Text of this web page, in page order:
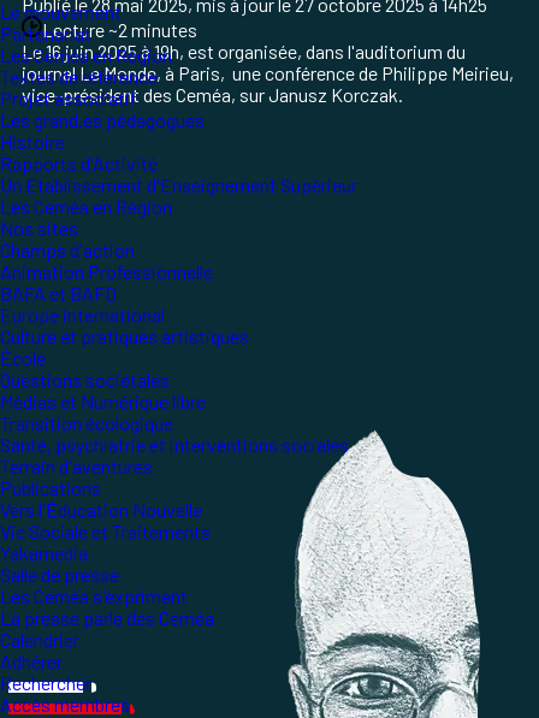
Le mouvement
Partenariat
Les Ceméa en Région
Textes de référence
Projet associatif
Les grand.es pédagogues
Histoire
Rapports d'Activité
Un Etablissement d'Enseignement Supérieur
Les Ceméa en Région
Nos sites
Champs d'action
Animation Professionnelle
BAFA et BAFD
Europe international
Culture et pratiques artistiques
École
Questions sociétales
Médias et Numérique libre
Transition écologique
Santé, psychiatrie et interventions sociales
Terrain d'aventures
Publications
Vers l'Éducation Nouvelle
Vie Sociale et Traitements
Yakamedia
Salle de presse
Les Ceméa s'expriment
La presse parle des Ceméa
Calendrier
Adhérer
Rechercher
Accès membres
Lecture ~2 minutes
Le 16 juin 2025 à 19h, est organisée, dans l'auditorium du
journal Le Monde, à Paris, une conférence de Philippe Meirieu,
vice-président des Ceméa, sur Janusz Korczak.